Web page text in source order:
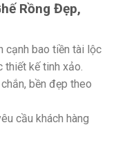
Rồng Đẹp,
cạnh bao tiền tài lộc
kế tinh xảo.
bền đẹp theo
cầu khách hàng